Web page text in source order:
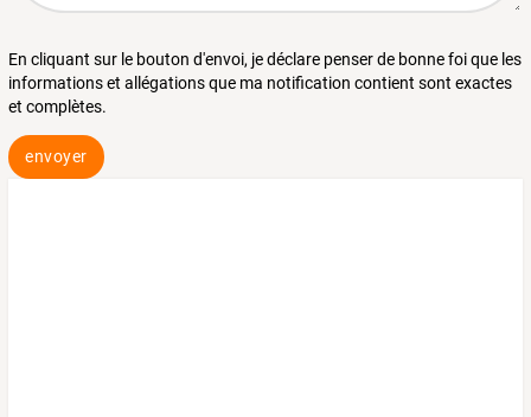
En cliquant sur le bouton d'envoi, je déclare penser de bonne foi que les
informations et allégations que ma notification contient sont exactes
et complètes.
envoyer